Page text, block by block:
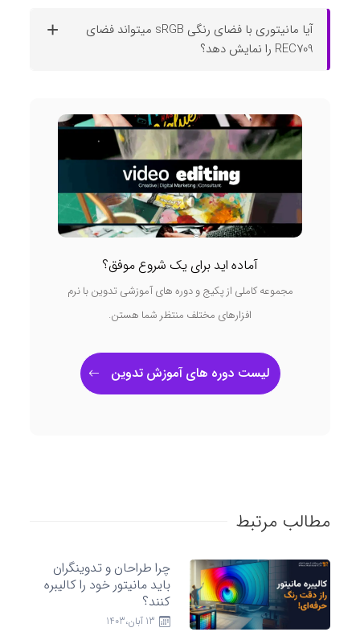
آیا مانیتوری با فضای رنگی sRGB میتواند فضای
REC709 را نمایش دهد؟
آماده اید برای یک شروع موفق؟
مجموعه کاملی از پکیج و دوره های آموزشی تدوین با نرم
افزارهای مختلف منتظر شما هستن.
لیست دوره های آموزش تدوین
مطالب مرتبط
چرا طراحان و تدوینگران
باید مانیتور خود را کالیبره
کنند؟
13 آبان،1403